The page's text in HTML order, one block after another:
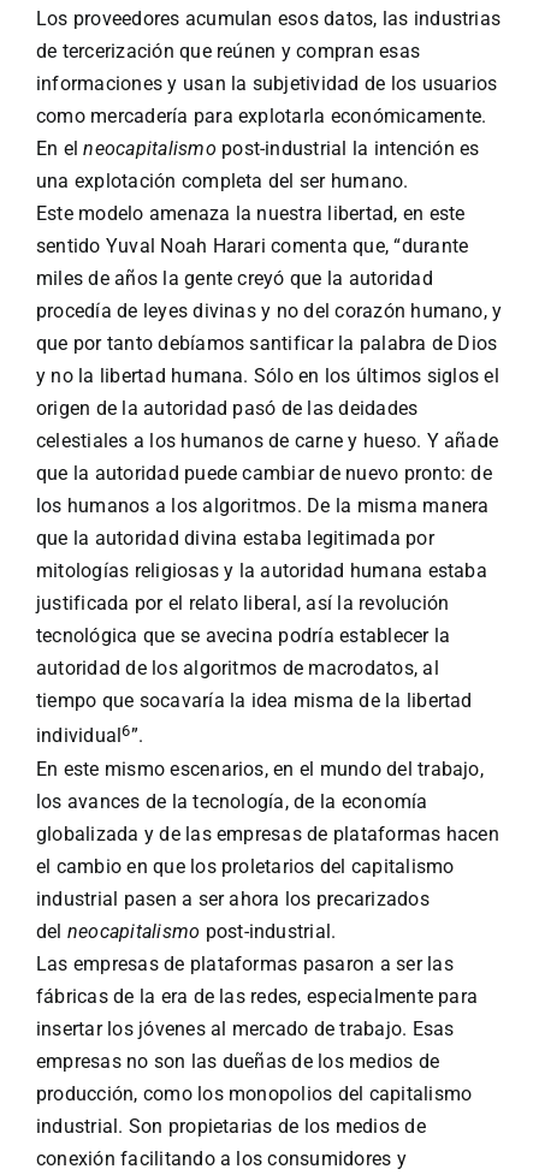
Los proveedores acumulan esos datos, las industrias
de tercerización que reúnen y compran esas
informaciones y usan la subjetividad de los usuarios
como mercadería para explotarla económicamente.
En elneocapitalismo post-industrial la intención es
una explotación completa del ser humano.
Este modelo amenaza la nuestra libertad, en este
sentido Yuval Noah Harari comenta que, “durante
miles de años la gente creyó que la autoridad
procedía de leyes divinas y no del corazón humano, y
que por tanto debíamos santificar la palabra de Dios
y no la libertad humana. Sólo en los últimos siglos el
origen de la autoridad pasó de las deidades
celestiales a los humanos de carne y hueso. Y añade
que la autoridad puede cambiar de nuevo pronto: de
los humanos a los algoritmos. De la misma manera
que la autoridad divina estaba legitimada por
mitologías religiosas y la autoridad humana estaba
justificada por el relato liberal, así la revolución
tecnológica que se avecina podría establecer la
autoridad de los algoritmos de macrodatos, al
tiempo que socavaría la idea misma de la libertad
individual6”.
En este mismo escenarios, en el mundo del trabajo,
los avances de la tecnología, de la economía
globalizada y de las empresas de plataformas hacen
el cambio en que los proletarios del capitalismo
industrial pasen a ser ahora los precarizados
del neocapitalismo post-industrial.
Las empresas de plataformas pasaron a ser las
fábricas de la era de las redes, especialmente para
insertar los jóvenes al mercado de trabajo. Esas
empresas no son las dueñas de los medios de
producción, como los monopolios del capitalismo
industrial. Son propietarias de los medios de
conexión facilitando a los consumidores y